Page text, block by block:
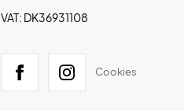
VAT: DK36931108
Cookies